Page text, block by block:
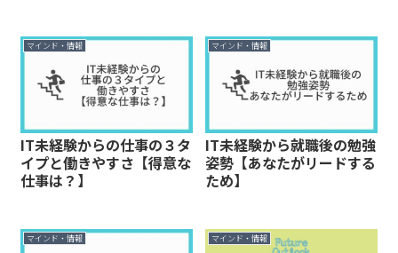
マインド・情報
IT未経験からの仕事の３タ
イプと働きやすさ【得意な
仕事は？】
マインド・情報
IT未経験から就職後の勉強
姿勢【あなたがリードする
ため】
マインド・情報 マインド・情報